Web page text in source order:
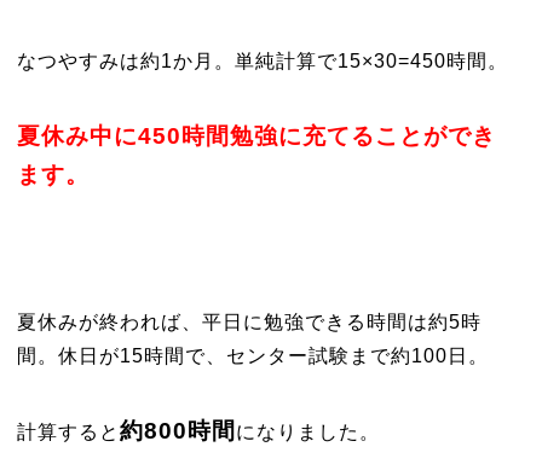
なつやすみは約1か月。単純計算で15×30=450時間。
夏休み中に450時間勉強に充てることができ
ます。
夏休みが終われば、平日に勉強できる時間は約5時
間。休日が15時間で、センター試験まで約100日。
計算すると 約800時間 になりました。